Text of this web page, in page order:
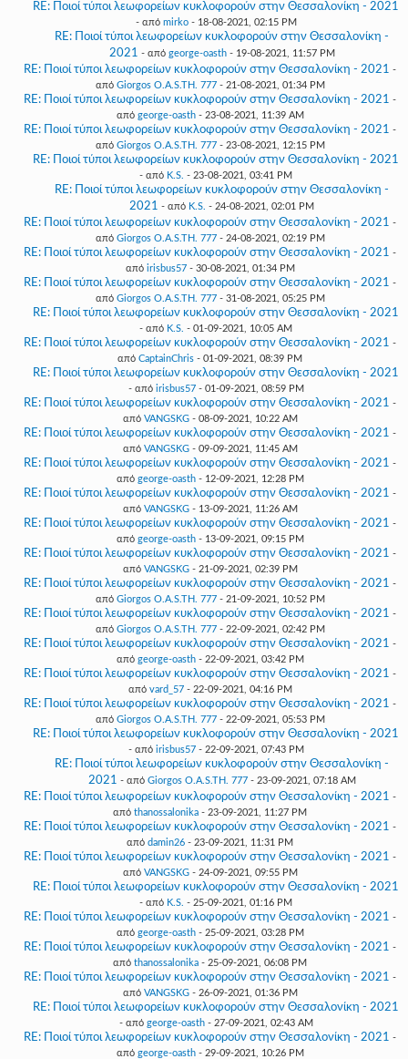
RE: Ποιοί τύποι λεωφορείων κυκλοφορούν στην Θεσσαλονίκη - 2021
- από mirko- 18-08-2021, 02:15 PM
RE: Ποιοί τύποι λεωφορείων κυκλοφορούν στην Θεσσαλονίκη -
2021 - από george-oasth- 19-08-2021, 11:57 PM
RE: Ποιοί τύποι λεωφορείων κυκλοφορούν στην Θεσσαλονίκη - 2021 -
από Giorgos O.A.S.TH. 777- 21-08-2021, 01:34 PM
RE: Ποιοί τύποι λεωφορείων κυκλοφορούν στην Θεσσαλονίκη - 2021 -
από george-oasth- 23-08-2021, 11:39 AM
RE: Ποιοί τύποι λεωφορείων κυκλοφορούν στην Θεσσαλονίκη - 2021 -
από Giorgos O.A.S.TH. 777- 23-08-2021, 12:15 PM
RE: Ποιοί τύποι λεωφορείων κυκλοφορούν στην Θεσσαλονίκη - 2021
- από K.S. - 23-08-2021, 03:41 PM
RE: Ποιοί τύποι λεωφορείων κυκλοφορούν στην Θεσσαλονίκη -
2021 - από K.S. - 24-08-2021, 02:01 PM
RE: Ποιοί τύποι λεωφορείων κυκλοφορούν στην Θεσσαλονίκη - 2021 -
από Giorgos O.A.S.TH. 777- 24-08-2021, 02:19 PM
RE: Ποιοί τύποι λεωφορείων κυκλοφορούν στην Θεσσαλονίκη - 2021 -
από irisbus57- 30-08-2021, 01:34 PM
RE: Ποιοί τύποι λεωφορείων κυκλοφορούν στην Θεσσαλονίκη - 2021 -
από Giorgos O.A.S.TH. 777- 31-08-2021, 05:25 PM
RE: Ποιοί τύποι λεωφορείων κυκλοφορούν στην Θεσσαλονίκη - 2021
- από K.S. - 01-09-2021, 10:05 AM
RE: Ποιοί τύποι λεωφορείων κυκλοφορούν στην Θεσσαλονίκη - 2021 -
από CaptainChris - 01-09-2021, 08:39 PM
RE: Ποιοί τύποι λεωφορείων κυκλοφορούν στην Θεσσαλονίκη - 2021
- από irisbus57- 01-09-2021, 08:59 PM
RE: Ποιοί τύποι λεωφορείων κυκλοφορούν στην Θεσσαλονίκη - 2021 -
από VANGSKG- 08-09-2021, 10:22 AM
RE: Ποιοί τύποι λεωφορείων κυκλοφορούν στην Θεσσαλονίκη - 2021 -
από VANGSKG- 09-09-2021, 11:45 AM
RE: Ποιοί τύποι λεωφορείων κυκλοφορούν στην Θεσσαλονίκη - 2021 -
από george-oasth- 12-09-2021, 12:28 PM
RE: Ποιοί τύποι λεωφορείων κυκλοφορούν στην Θεσσαλονίκη - 2021 -
από VANGSKG- 13-09-2021, 11:26 AM
RE: Ποιοί τύποι λεωφορείων κυκλοφορούν στην Θεσσαλονίκη - 2021 -
από george-oasth- 13-09-2021, 09:15 PM
RE: Ποιοί τύποι λεωφορείων κυκλοφορούν στην Θεσσαλονίκη - 2021 -
από VANGSKG- 21-09-2021, 02:39 PM
RE: Ποιοί τύποι λεωφορείων κυκλοφορούν στην Θεσσαλονίκη - 2021 -
από Giorgos O.A.S.TH. 777- 21-09-2021, 10:52 PM
RE: Ποιοί τύποι λεωφορείων κυκλοφορούν στην Θεσσαλονίκη - 2021 -
από Giorgos O.A.S.TH. 777- 22-09-2021, 02:42 PM
RE: Ποιοί τύποι λεωφορείων κυκλοφορούν στην Θεσσαλονίκη - 2021 -
από george-oasth- 22-09-2021, 03:42 PM
RE: Ποιοί τύποι λεωφορείων κυκλοφορούν στην Θεσσαλονίκη - 2021 -
από vard_57- 22-09-2021, 04:16 PM
RE: Ποιοί τύποι λεωφορείων κυκλοφορούν στην Θεσσαλονίκη - 2021 -
από Giorgos O.A.S.TH. 777- 22-09-2021, 05:53 PM
RE: Ποιοί τύποι λεωφορείων κυκλοφορούν στην Θεσσαλονίκη - 2021
- από irisbus57- 22-09-2021, 07:43 PM
RE: Ποιοί τύποι λεωφορείων κυκλοφορούν στην Θεσσαλονίκη -
2021 - από Giorgos O.A.S.TH. 777- 23-09-2021, 07:18 AM
RE: Ποιοί τύποι λεωφορείων κυκλοφορούν στην Θεσσαλονίκη - 2021 -
από thanossalonika - 23-09-2021, 11:27 PM
RE: Ποιοί τύποι λεωφορείων κυκλοφορούν στην Θεσσαλονίκη - 2021 -
από damin26 - 23-09-2021, 11:31 PM
RE: Ποιοί τύποι λεωφορείων κυκλοφορούν στην Θεσσαλονίκη - 2021 -
από VANGSKG- 24-09-2021, 09:55 PM
RE: Ποιοί τύποι λεωφορείων κυκλοφορούν στην Θεσσαλονίκη - 2021
- από K.S. - 25-09-2021, 01:16 PM
RE: Ποιοί τύποι λεωφορείων κυκλοφορούν στην Θεσσαλονίκη - 2021 -
από george-oasth- 25-09-2021, 03:28 PM
RE: Ποιοί τύποι λεωφορείων κυκλοφορούν στην Θεσσαλονίκη - 2021 -
από thanossalonika - 25-09-2021, 06:08 PM
RE: Ποιοί τύποι λεωφορείων κυκλοφορούν στην Θεσσαλονίκη - 2021 -
από VANGSKG- 26-09-2021, 01:36 PM
RE: Ποιοί τύποι λεωφορείων κυκλοφορούν στην Θεσσαλονίκη - 2021
- από george-oasth- 27-09-2021, 02:43 AM
RE: Ποιοί τύποι λεωφορείων κυκλοφορούν στην Θεσσαλονίκη - 2021 -
από george-oasth- 29-09-2021, 10:26 PM